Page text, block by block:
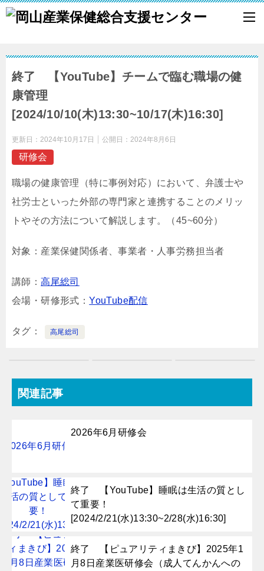
終了 【YouTube】チームで臨む職場の健
康管理
[2024/10/10(木)13:30~10/17(木)16:30]
更新日： 2024年10月17日 公開日： 2024年8月6日
研修会
職場の健康管理（特に事例対応）において、弁護士や
社労士といった外部の専門家と連携することのメリッ
トやその方法について解説します。（45~60分）
対象：産業保健関係者、事業者・人事労務担当者
講師：高尾総司
会場・研修形式：YouTube配信
タグ 高尾総司
関連記事
2026年6月研修会
終了 【YouTube】睡眠は生活の質とし
て重要！
[2024/2/21(水)13:30~2/28(水)16:30]
終了 【ピュアリティまきび】2025年1
月8日産業医研修会（成人てんかんへの